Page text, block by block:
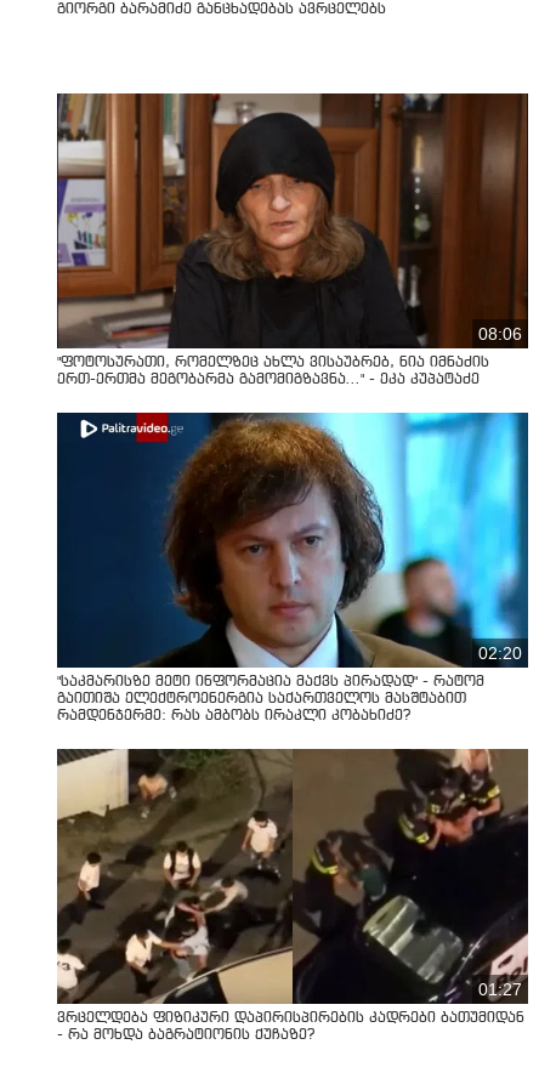
გიორგი ბარამიძე განცხადებას ავრცელებს
08:06
"ფოტოსურათი, რომელზეც ახლა ვისაუბრებ, ნია იმნაძის
ერთ-ერთმა მეგობარმა გამომიგზავნა..." - ეკა კუპატაძე
02:20
"საკმარისზე მეტი ინფორმაცია მაქვს პირადად" - რატომ
გაითიშა ელექტროენერგია საქართველოს მასშტაბით
რამდენჯერმე: რას ამბობს ირაკლი კობახიძე?
01:27
ვრცელდება ფიზიკური დაპირისპირების კადრები ბათუმიდან
- რა მოხდა ბაგრატიონის ქუჩაზე?